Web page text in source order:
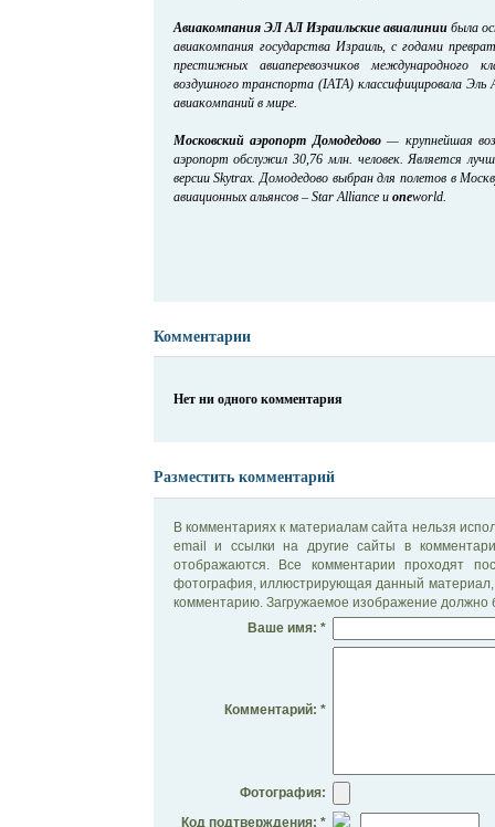
Авиакомпания ЭЛ АЛ Израильские авиалинии была
авиакомпания государства Израиль, с годами
престижных авиаперевозчиков международного
воздушного транспорта (IATA) классифицировала
авиакомпаний в мире.
Московский аэропорт Домодедово— крупнейшая
аэропорт обслужил 30,76 млн. человек. Является
версии Skytrax. Домодедово выбран для полетов в
авиационных альянсов – Star Alliance иoneworld.
Комментарии
Нет ни одного комментария
Разместить комментарий
В комментариях к материалам сайта нельзя
email и ссылки на другие сайты в
отображаются. Все комментарии проходят
фотография, иллюстрирующая данный материал,
комментарию. Загружаемое изображение должно
Ваше имя: *
Комментарий: *
Фотография:
Код подтверждения: *